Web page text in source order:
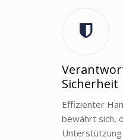
Sicherheit
Effizienter
bewährt sich,